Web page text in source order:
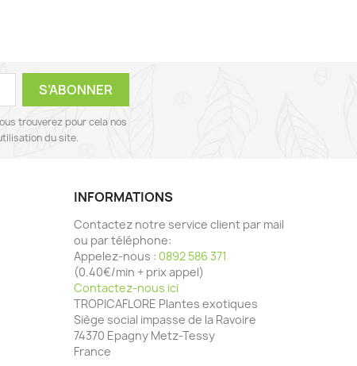
trouverez pour cela nos
du site.
INFORMATIONS
Contactez notre service client par mail
ou par téléphone:
Appelez-nous : 0892 586 371
(0.40€/min + prix appel)
Contactez-nous ici
TROPICAFLORE Plantes exotiques
Siège social impasse de la Ravoire
74370 Epagny Metz-Tessy
France